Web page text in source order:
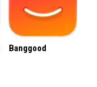
Banggood